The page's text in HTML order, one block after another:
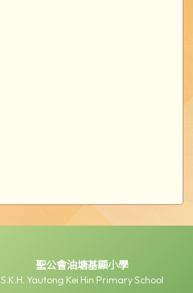
聖公會油塘基顯小學
S.K.H. Yautong Kei Hin Primary School